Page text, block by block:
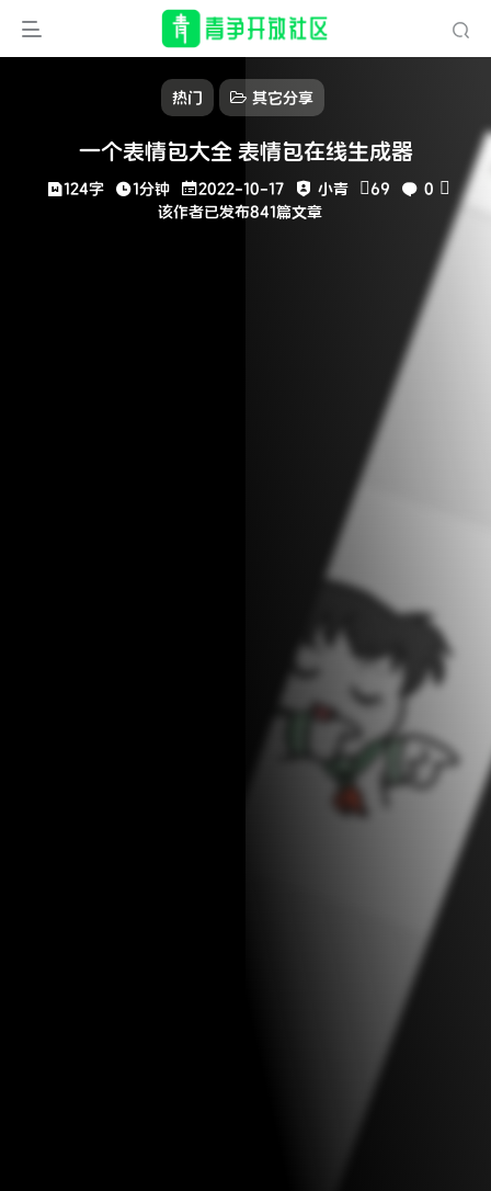
热门 其它分享
一个表情包大全 表情包在线生成器
124字 1分钟 2022-10-17 小青 69
0
该作者已发布841篇文章